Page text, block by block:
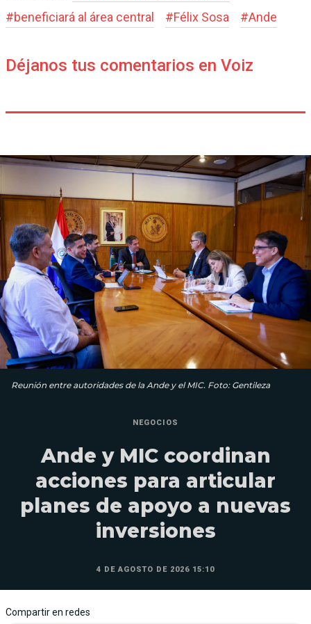
#beneficiará al área central #Félix Sosa #Ande
Déjanos tus comentarios en Voiz
Reunión entre autoridades de la Ande y el MIC. Foto: Gentileza
NEGOCIOS
Ande y MIC coordinan
acciones para articular
planes de apoyo a nuevas
inversiones
4 DE AGOSTO DE 2026 15:10
Compartir en redes